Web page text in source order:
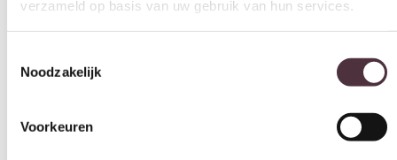
Toestemmingsselectie
Noodzakelijk
Merk
SEVN
Nee (handgrepen en/of poten nog monteren)
All in house Just enjoy 5 jaar vlek en constructie garantie